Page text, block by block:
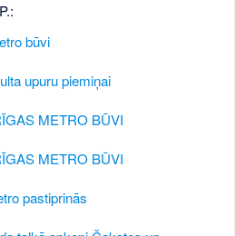
būvi
upuru piemiņai
METRO BŪVI
METRO BŪVI
pastiprinās